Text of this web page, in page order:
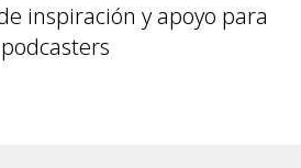
inspiración y apoyo para
podcasters